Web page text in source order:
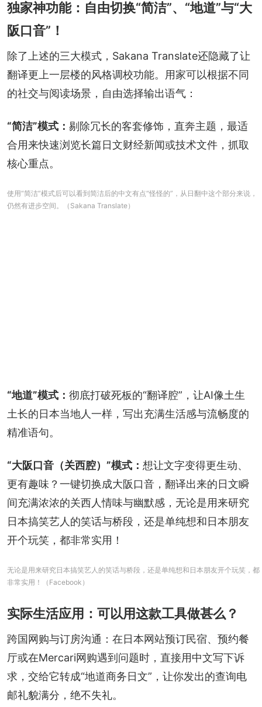
独家神功能：自由切换“简洁”、“地道”与“大
阪口音”！
除了上述的三大模式，Sakana Translate还隐藏了让
翻译更上一层楼的风格调校功能。用家可以根据不同
的社交与阅读场景，自由选择输出语气：
“简洁”模式： 剔除冗长的客套修饰，直奔主题，最适
合用来快速浏览长篇日文财经新闻或技术文件，抓取
核心重点。
使用“简洁”模式后可以看到简洁后的中文有点“怪怪的”，从日翻中这个部分来说，
仍然有进步空间。（Sakana Translate）
“地道”模式： 彻底打破死板的“翻译腔”，让AI像土生
土长的日本当地人一样，写出充满生活感与流畅度的
精准语句。
“大阪口音（关西腔）”模式： 想让文字变得更生动、
更有趣味？一键切换成大阪口音，翻译出来的日文瞬
间充满浓浓的关西人情味与幽默感，无论是用来研究
日本搞笑艺人的笑话与桥段，还是单纯想和日本朋友
开个玩笑，都非常实用！
无论是用来研究日本搞笑艺人的笑话与桥段，还是单纯想和日本朋友开个玩笑，都
非常实用！（Facebook）
实际生活应用：可以用这款工具做甚么？
跨国网购与订房沟通：在日本网站预订民宿、预约餐
厅或在Mercari网购遇到问题时，直接用中文写下诉
求，交给它转成“地道商务日文”，让你发出的查询电
邮礼貌满分，绝不失礼。